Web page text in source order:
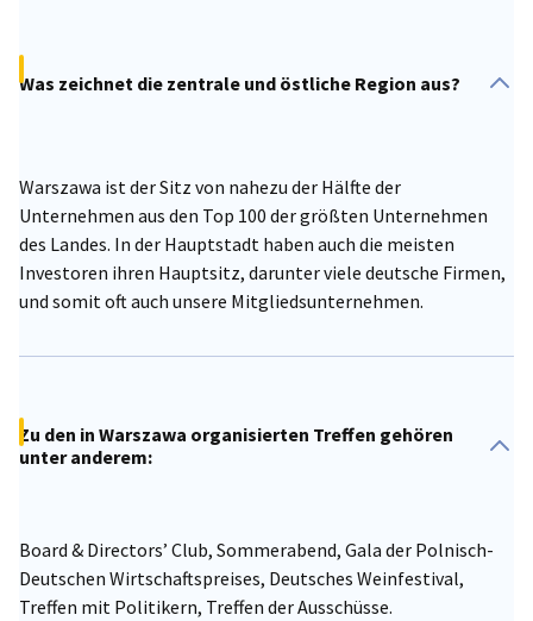
Was zeichnet die zentrale und östliche Region aus?
Warszawa ist der Sitz von nahezu der Hälfte der
Unternehmen aus den Top 100 der größten Unternehmen
des Landes. In der Hauptstadt haben auch die meisten
Investoren ihren Hauptsitz, darunter viele deutsche Firmen,
und somit oft auch unsere Mitgliedsunternehmen.
Zu den in Warszawa organisierten Treffen gehören
unter anderem:
Board & Directors’ Club, Sommerabend, Gala der Polnisch-
Deutschen Wirtschaftspreises, Deutsches Weinfestival,
Treffen mit Politikern, Treffen der Ausschüsse.